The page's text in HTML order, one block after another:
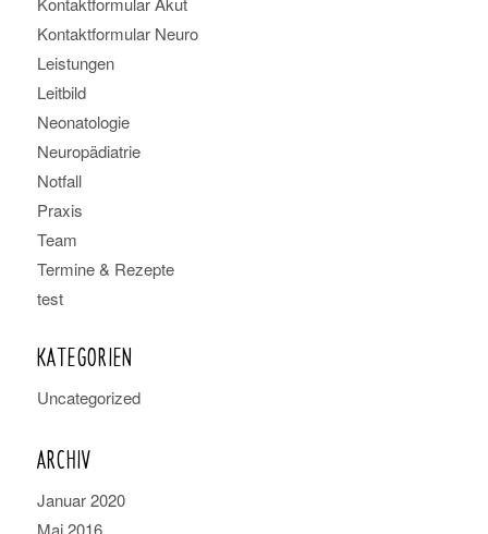
Kontaktformular Neuro
Leistungen
Leitbild
Neonatologie
Neuropädiatrie
Notfall
Praxis
Team
Termine & Rezepte
test
KATEGORIEN
Uncategorized
ARCHIV
Januar 2020
Mai 2016